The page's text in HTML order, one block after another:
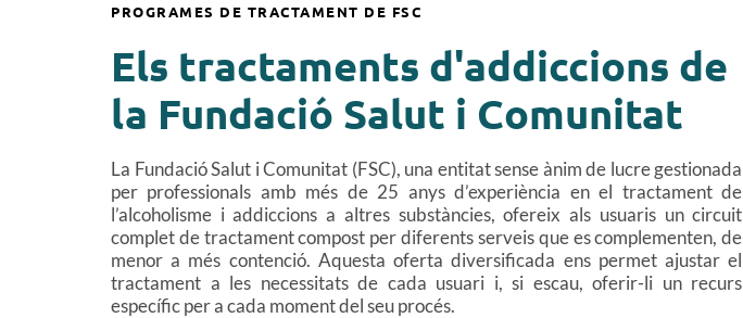
PROGRAMES DE TRACTAMENT DE FSC
Els tractaments d'addiccions de
la Fundació Salut i Comunitat
La Fundació Salut i Comunitat (FSC), una entitat sense ànim de lucre gestionada
per professionals amb més de 25 anys d’experiència en el tractament de
l’alcoholisme i addiccions a altres substàncies, ofereix als usuaris un circuit
complet de tractament compost per diferents serveis que es complementen, de
menor a més contenció. Aquesta oferta diversificada ens permet ajustar el
tractament a les necessitats de cada usuari i, si escau, oferir-li un recurs
específic per a cada moment del seu procés.